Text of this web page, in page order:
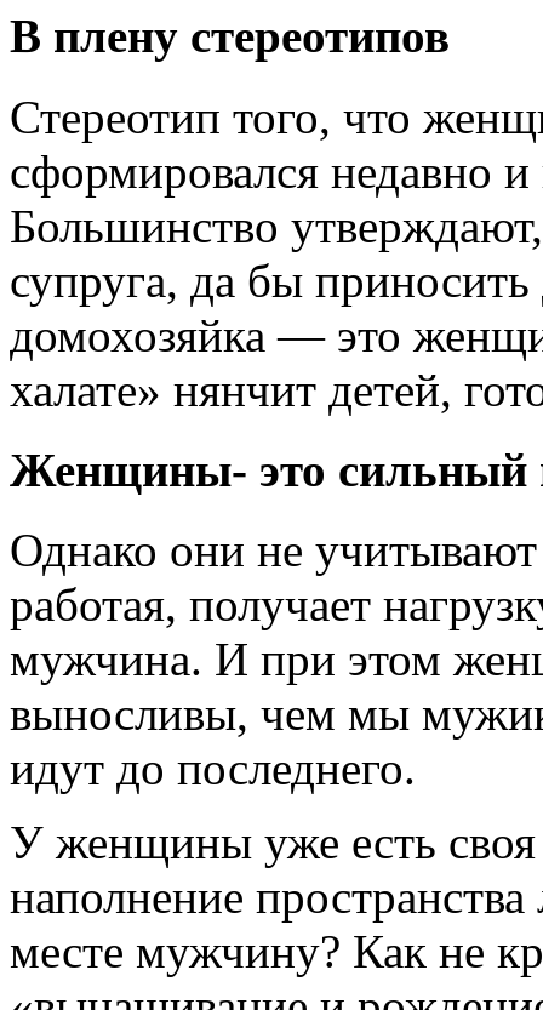
В плену стереотипов
Стереотип того, что
сформировался недавно и
Большинство
супруга, да бы
домохозяйка — это
халате» нянчит детей,
Женщины- это сильный
Однако они не
работая, получает
мужчина. И при этом
выносливы, чем мы
идут до последнего.
У женщины уже есть своя
наполнение
месте мужчину? Как не